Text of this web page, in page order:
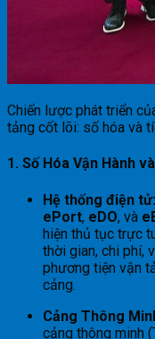
Chiến lược phát triển
tảng cốt lõi: số hóa và
1. Số Hóa Vận Hành
Hệ thống điện tử:
ePort, eDO, và
hiện thủ tục trực
thời gian, chi phí,
phương tiện vận
cảng.
Cảng Thông
cảng thông minh